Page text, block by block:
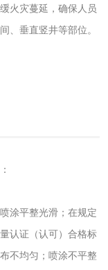
火灾蔓延，确保人员
、垂直竖井等部位。
涂平整光滑；在规定
认证（认可）合格标
不均匀；喷涂不平整
应试验